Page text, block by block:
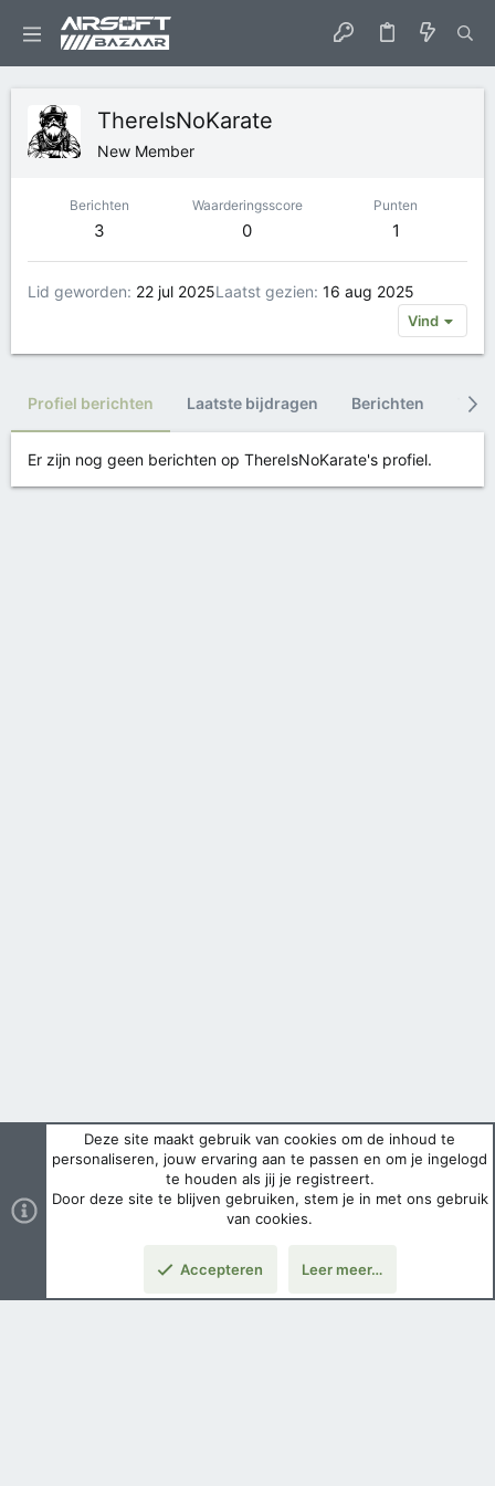
ThereIsNoKarate
New Member
Berichten
3
Waarderingsscore
0
Punten
1
Lid geworden 22 jul 2025Laatst gezien 16 aug 2025
Vind
Profiel berichten Laatste bijdragen Berichten
Er zijn nog geen berichten op ThereIsNoKarate's profiel.
Deze site maakt gebruik van cookies om de inhoud te
personaliseren, jouw ervaring aan te passen en om je ingelogd
te houden als jij je registreert.
Door deze site te blijven gebruiken, stem je in met ons gebruik
van cookies.
Accepteren Leer meer…